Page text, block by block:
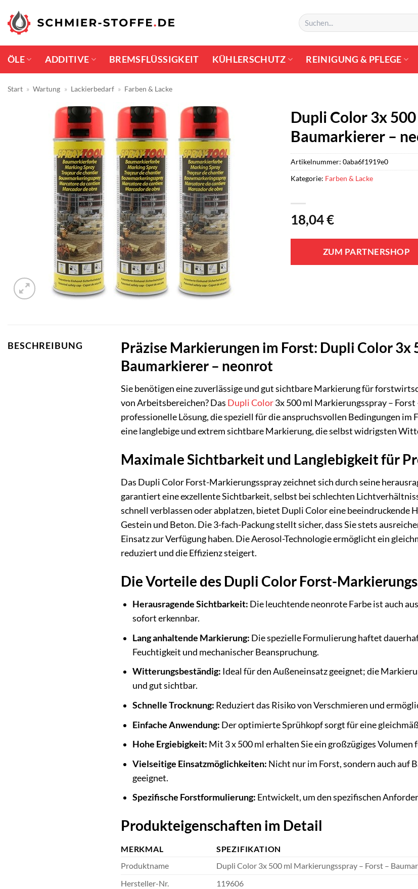
Inhalt
springen
Suchen
nach:
ÖLE ADDITIVE BREMSFLÜSSIGKEIT KÜHLERSCHUTZ REINIGUNG & PFLEGE
Start » Wartung » Lackierbedarf » Farben & Lacke
Dupli Color 3x
Baumarkierer –
18,04€
ZUM PARTNERSHOP
Artikelnummer: 0aba6f1919e0
Kategorie: Farben & Lacke
BESCHREIBUNG
Präzise Markierungen im Forst: Dupli Color 3x
Baumarkierer – neonrot
Sie benötigen eine zuverlässige und gut sichtbare Markierung für
von Arbeitsbereichen? Das Dupli Color3x 500 ml Markierungsspray –
professionelle Lösung, die speziell für die anspruchsvollen Bedingungen
eine langlebige und extrem sichtbare Markierung, die selbst widrigsten
Maximale Sichtbarkeit und Langlebigkeit für
Das Dupli Color Forst-Markierungsspray zeichnet sich durch seine
garantiert eine exzellente Sichtbarkeit, selbst bei schlechten
schnell verblassen oder abplatzen, bietet Dupli Color eine beeindruckende
Gestein und Beton. Die 3-fach-Packung stellt sicher, dass Sie stets
Einsatz zur Verfügung haben. Die Aerosol-Technologie ermöglicht ein
reduziert und die Effizienz steigert.
Die Vorteile des Dupli Color Forst-
Herausragende Sichtbarkeit: Die leuchtende neonrote Farbe ist auch
sofort erkennbar.
Lang anhaltende Markierung: Die spezielle Formulierung haftet
Feuchtigkeit und mechanischer Beanspruchung.
Witterungsbeständig: Ideal für den Außeneinsatz geeignet; die
und gut sichtbar.
Schnelle Trocknung: Reduziert das Risiko von Verschmieren und
Einfache Anwendung: Der optimierte Sprühkopf sorgt für eine
Hohe Ergiebigkeit: Mit 3 x 500 ml erhalten Sie ein großzügiges
Vielseitige Einsatzmöglichkeiten: Nicht nur im Forst, sondern auch auf
geeignet.
Spezifische Forstformulierung: Entwickelt, um den spezifischen
Produkteigenschaften im Detail
MERKMAL
SPEZIFIKATION
Produktname
Dupli Color 3x 500 ml Markierungsspray – Forst –
Hersteller-Nr.
119606